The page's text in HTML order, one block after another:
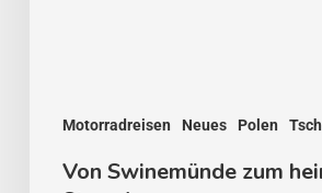
Motorradreisen Neues Polen
Von Swinemünde zum